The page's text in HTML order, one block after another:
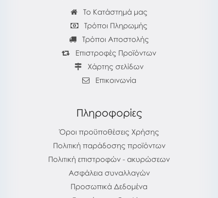
Το Κατάστημά μας
Τρόποι Πληρωμής
Τρόποι Αποστολής
Επιστροφές Προϊόντων
Χάρτης σελίδων
Επικοινωνία
Πληροφορίες
Όροι προϋποθέσεις Χρήσης
Πολιτική παράδοσης προϊόντων
Πολιτική επιστροφών - ακυρώσεων
Ασφάλεια συναλλαγών
Προσωπικά Δεδομένα